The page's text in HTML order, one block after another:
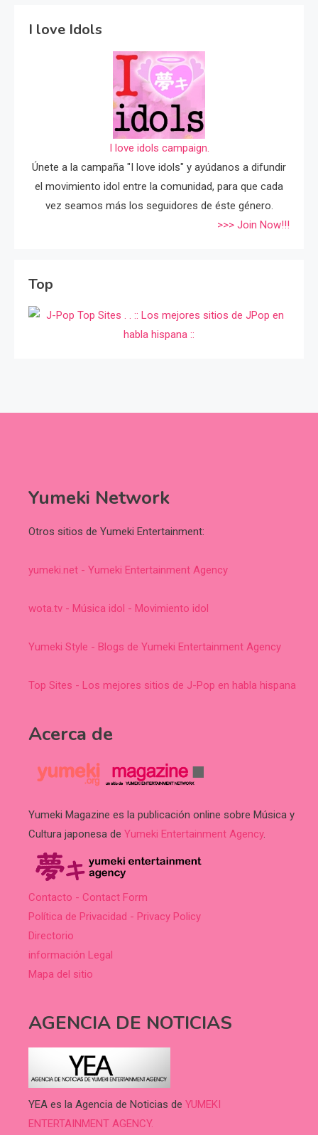
I love Idols
I love idols campaign.
Únete a la campaña "I love idols" y ayúdanos a difundir
el movimiento idol entre la comunidad, para que cada
vez seamos más los seguidores de éste género.
>>> Join Now!!!
Top
Yumeki Network
Otros sitios de Yumeki Entertainment:
yumeki.net - Yumeki Entertainment Agency
wota.tv - Música idol - Movimiento idol
Yumeki Style - Blogs de Yumeki Entertainment Agency
Top Sites - Los mejores sitios de J-Pop en habla hispana
Acerca de
Yumeki Magazine es la publicación online sobre Música y
Cultura japonesa de Yumeki Entertainment Agency.
Contacto - Contact Form
Política de Privacidad - Privacy Policy
Directorio
información Legal
Mapa del sitio
AGENCIA DE NOTICIAS
YEA es la Agencia de Noticias de YUMEKI
ENTERTAINMENT AGENCY.